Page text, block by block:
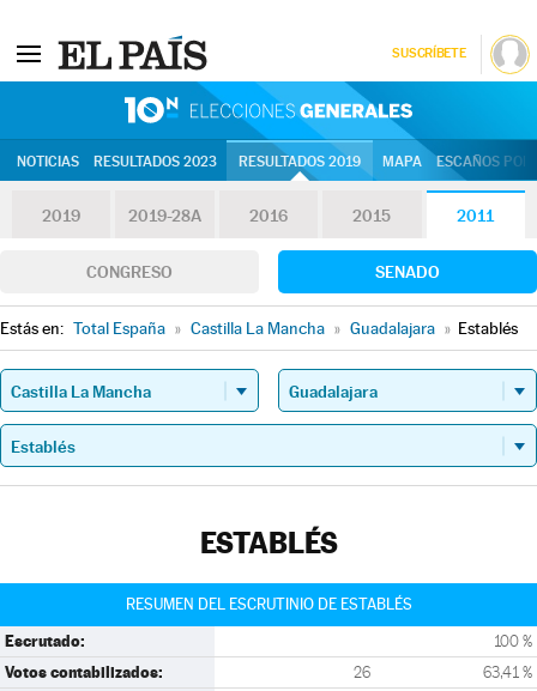
SUSCRÍBETE
NOTICIAS RESULTADOS 2023 RESULTADOS 2019 MAPA ESCAÑOS
2019 2019-28A 2016 2015 2011
CONGRESO SENADO
Estás en: Total España » Castilla La Mancha » Guadalajara » Establés
ESTABLÉS
RESUMEN DEL ESCRUTINIO DE ESTABLÉS
Escrutado: 100 %
Votos contabilizados: 26 63,41 %